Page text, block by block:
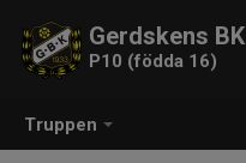
Truppen
Gerdskens BK
P10 (födda 16)